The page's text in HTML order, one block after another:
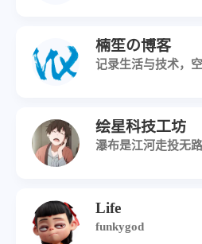
楠笙の博客
记录生活与技术，
绘星科技工坊
瀑布是江河走投无
Life
funkygod